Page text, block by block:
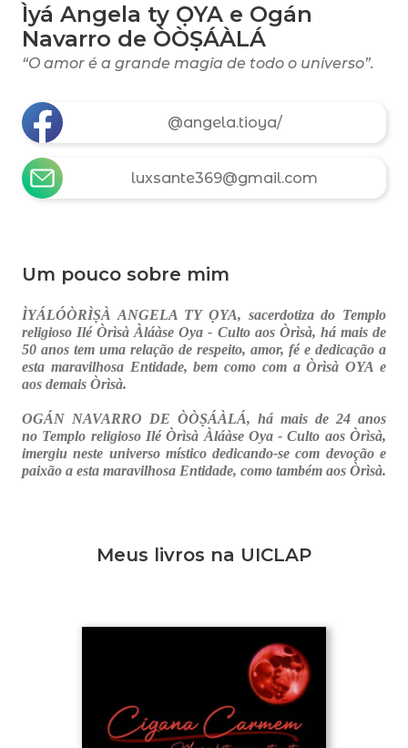
Ìyá Angela ty ỌYA e Ogán
Navarro de ÒÒṢÁÀLÁ
“O amor é a grande magia de todo o universo”.
@angela.tioya/
luxsante369@gmail.com
Um pouco sobre mim
ÌYÁLÓÒRÌṢÀ ANGELA TY ỌYA, sacerdotiza do Templo
religioso Ilé Òrìsà Àláàse Oya - Culto aos Òrìsà, há mais de
50 anos tem uma relação de respeito, amor, fé e dedicação a
esta maravilhosa Entidade, bem como com a Òrìsà OYA e
aos demais Òrìsà.
OGÁN NAVARRO DE ÒÒṢÁÀLÁ, há mais de 24 anos
no Templo religioso Ilé Òrìsà Àláàse Oya - Culto aos Òrìsà,
imergiu neste universo místico dedicando-se com devoção e
paixão a esta maravilhosa Entidade, como também aos Òrìsà.
Meus livros na UICLAP